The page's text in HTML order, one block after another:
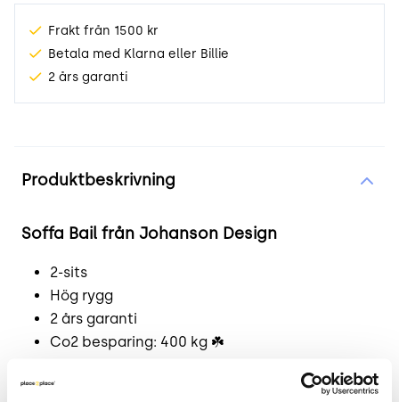
Frakt från 1500 kr
Betala med Klarna eller Billie
2 års garanti
Produktbeskrivning
Soffa Bail från Johanson Design
2-sits
Hög rygg
2 års garanti
Co2 besparing: 400 kg ☘️
Enkel, flexibel och lättplacerad modulsoffa med